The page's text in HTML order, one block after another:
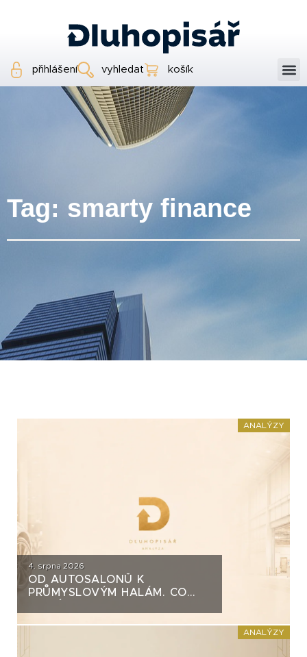
přihlášení vyhledat košík
Tag: smarty finance
ANALÝZY
4. srpna 2026
OD AUTOSALONŮ K
PRŮMYSLOVÝM HALÁM. CO
ANALÝZY